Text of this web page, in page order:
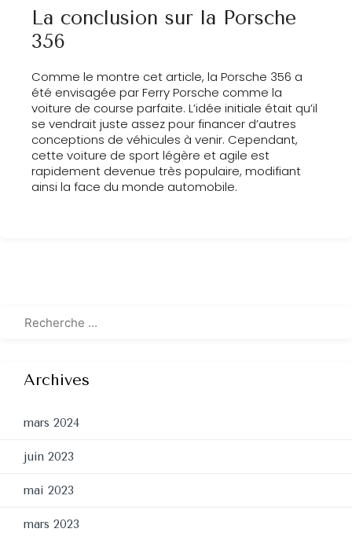
La conclusion sur la Porsche
356
Comme le montre cet article, la Porsche 356 a
été envisagée par Ferry Porsche comme la
voiture de course parfaite. L’idée initiale était qu’il
se vendrait juste assez pour financer d’autres
conceptions de véhicules à venir. Cependant,
cette voiture de sport légère et agile est
rapidement devenue très populaire, modifiant
ainsi la face du monde automobile.
Archives
mars 2024
juin 2023
mai 2023
mars 2023